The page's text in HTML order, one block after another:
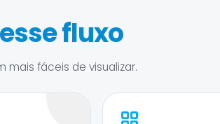
fluxo
fáceis de visualizar.